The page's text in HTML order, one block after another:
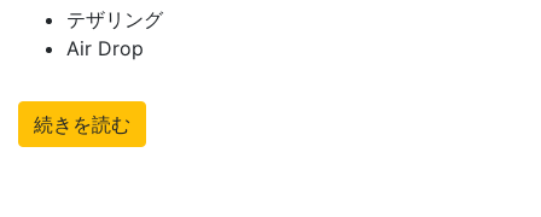
テザリング
Air Drop
続きを読む